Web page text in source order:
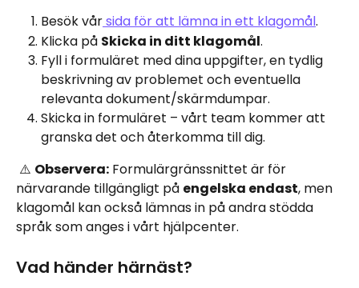
Besök vår sida för att lämna in ett klagomål.
Klicka på Skicka in ditt klagomål.
Fyll i formuläret med dina uppgifter, en tydlig
beskrivning av problemet och eventuella
relevanta dokument/skärmdumpar.
Skicka in formuläret – vårt team kommer att
granska det och återkomma till dig.
⚠️ Observera: Formulärgränssnittet är för
närvarande tillgängligt på engelska endast, men
klagomål kan också lämnas in på andra stödda
språk som anges i vårt hjälpcenter.
Vad händer härnäst?